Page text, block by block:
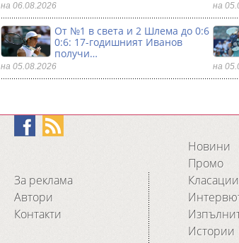
на 06.08.2026 на
От №1 в света и 2 Шлема до 0:6
0:6: 17-годишният Иванов
получи…
на 05.08.2026 на
За реклама
Автори
Контакти
Новини
Промо
Класации
Истории